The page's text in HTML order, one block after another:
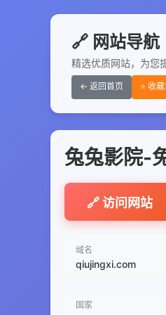
🔗 网站导航
精选优质网站，为您
← 返回首页 ⭐ 收
兔兔影院-
🔗 访问网站
域名
qiujingxi.com
国家